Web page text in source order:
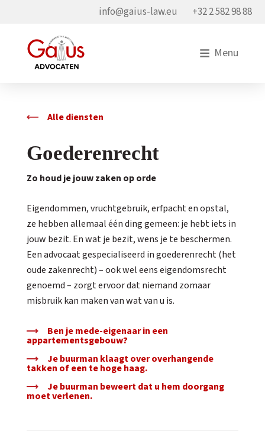
+32 2 582 98 88
info@gaius-law.eu
Menu
Alle diensten
Goederenrecht
Zo houd je jouw zaken op orde
Eigendommen, vruchtgebruik, erfpacht en opstal,
ze hebben allemaal één ding gemeen: je hebt iets in
jouw bezit. En wat je bezit, wens je te beschermen.
Een advocaat gespecialiseerd in goederenrecht (het
oude zakenrecht) – ook wel eens eigendomsrecht
genoemd – zorgt ervoor dat niemand zomaar
misbruik kan maken van wat van u is.
Ben je mede-eigenaar in een
appartementsgebouw?
Je buurman klaagt over overhangende
takken of een te hoge haag.
Je buurman beweert dat u hem doorgang
moet verlenen.